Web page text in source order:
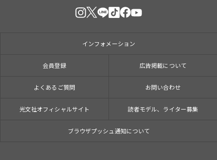
インフォメーション
会員登録 広告掲載について
よくあるご質問 お問い合わせ
光文社オフィシャルサイト 読者モデル、ライター募集
ブラウザプッシュ通知について